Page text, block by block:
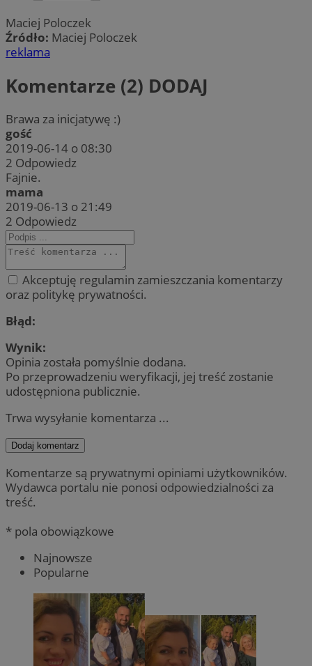
Maciej Poloczek
Źródło: Maciej Poloczek
reklama
Komentarze (2) DODAJ
Brawa za inicjatywę :)
gość
2019-06-14 o 08:30
2 Odpowiedz
Fajnie.
mama
2019-06-13 o 21:49
2 Odpowiedz
Akceptuję regulamin zamieszczania komentarzy
oraz politykę prywatności.
Błąd:
Wynik:
Opinia została pomyślnie dodana.
Po przeprowadzeniu weryfikacji, jej treść zostanie
udostępniona publicznie.
Trwa wysyłanie komentarza ...
Dodaj komentarz
Komentarze są prywatnymi opiniami użytkowników.
Wydawca portalu nie ponosi odpowiedzialności za
treść.
* pola obowiązkowe
Najnowsze
Popularne